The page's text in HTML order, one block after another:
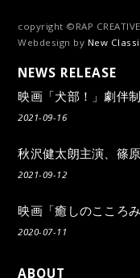
copyright ©RAP
Webdesign by New
NEWS RELEASE
映画「犬部！」劇伴
2021-09-16
秋沢健太朗主演、篠
2021-09-12
映画「癒しのこころ
2020-07-11
ABOUT